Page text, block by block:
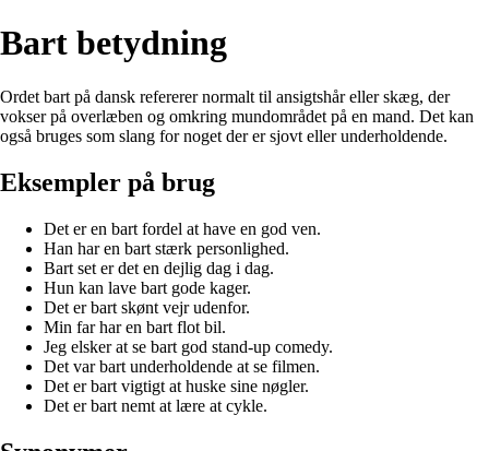
Bart betydning
Ordet bart på dansk refererer normalt til ansigtshår eller skæg, der
vokser på overlæben og omkring mundområdet på en mand. Det kan
også bruges som slang for noget der er sjovt eller underholdende.
Eksempler på brug
Det er en bart fordel at have en god ven.
Han har en bart stærk personlighed.
Bart set er det en dejlig dag i dag.
Hun kan lave bart gode kager.
Det er bart skønt vejr udenfor.
Min far har en bart flot bil.
Jeg elsker at se bart god stand-up comedy.
Det var bart underholdende at se filmen.
Det er bart vigtigt at huske sine nøgler.
Det er bart nemt at lære at cykle.